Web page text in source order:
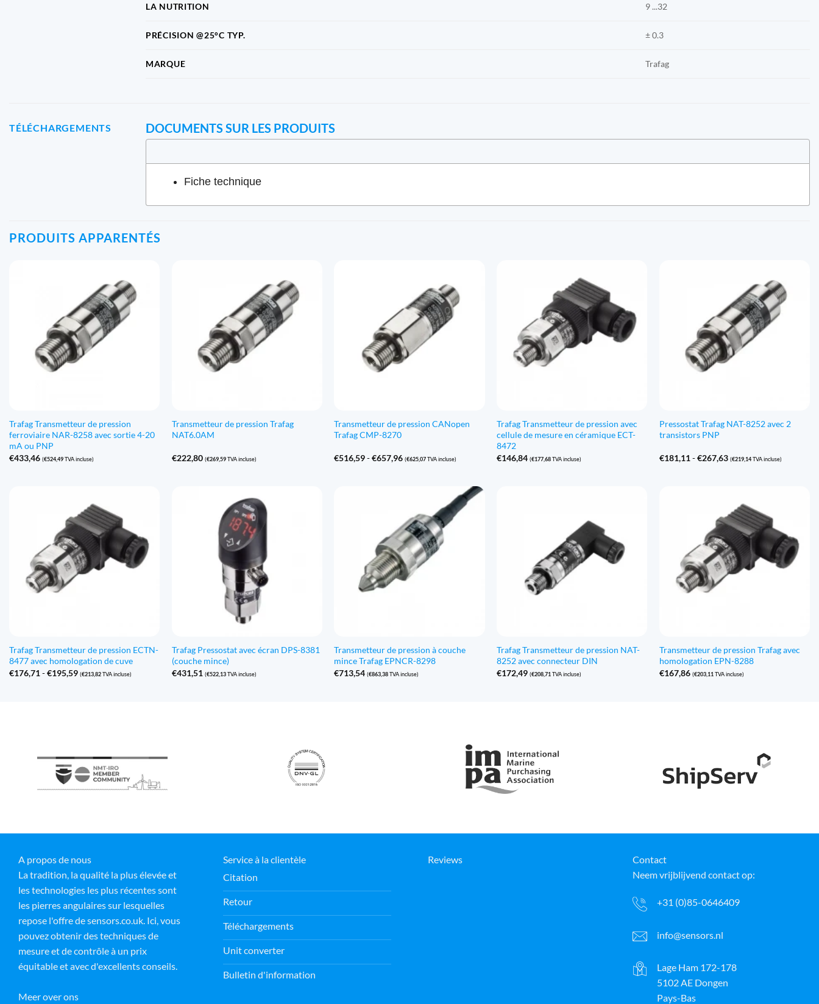
LA NUTRITION 9 ...32
PRÉCISION @25°C TYP. ± 0.3
MARQUE Trafag
TÉLÉCHARGEMENTS DOCUMENTS SUR LES PRODUITS
Fiche technique
PRODUITS APPARENTÉS
Trafag Transmetteur de pression
ferroviaire NAR-8258 avec sortie 4-20
mA ou PNP
€433,46 (€524,49TVA incluse)
Transmetteur de pression Trafag
NAT6.0AM
€222,80 (€269,59TVA incluse)
Transmetteur de pression CANopen
Trafag CMP-8270
€516,59-€657,96Gamme
(€625,07TVA incluse)
Trafag Transmetteur de pression avec
cellule de mesure en céramique ECT-
8472
€146,84 (€177,68TVA incluse)
Pressostat Trafag NAT-8252 avec 2
transistors PNP
€181,11-€267,63Gamme
€267,63
(€219,14TVA incluse)
Trafag Transmetteur de pression ECTN-
8477 avec homologation de cuve
€176,71-€195,59Gamme
(€213,82TVA incluse)
Trafag Pressostat avec écran DPS-8381
(couche mince)
€431,51 (€522,13TVA incluse)
Transmetteur de pression à couche
mince Trafag EPNCR-8298
€713,54 (€863,38TVA incluse)
Trafag Transmetteur de pression NAT-
8252 avec connecteur DIN
€172,49 (€208,71 TVA incluse)
Transmetteur de pression Trafag avec
homologation EPN-8288
€167,86 (€203,11 TVA incluse)
A propos de nous
La tradition, la qualité la plus élevée et
les technologies les plus récentes sont
les pierres angulaires sur lesquelles
repose l'offre de sensors.co.uk. Ici, vous
pouvez obtenir des techniques de
mesure et de contrôle à un prix
équitable et avec d'excellents conseils.
Meer over ons
Service à la clientèle
Citation
Retour
Téléchargements
Unit converter
Bulletin d'information
Reviews
Contact
Neem vrijblijvend contact op:
+31 (0)85-0646409
info@sensors.nl
Lage Ham 172-178
5102 AE Dongen
Pays-Bas